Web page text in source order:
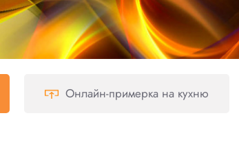
Онлайн-примерка на кухню